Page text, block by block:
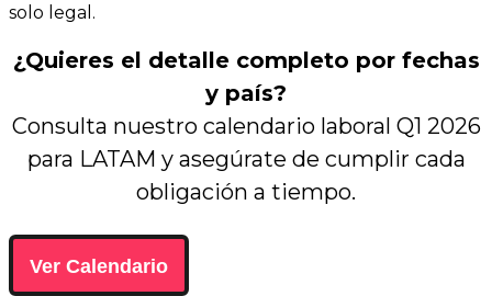
solo legal.
¿Quieres el detalle completo por fechas
y país?
Consulta nuestro calendario laboral Q1 2026
para LATAM y asegúrate de cumplir cada
obligación a tiempo.
Ver Calendario